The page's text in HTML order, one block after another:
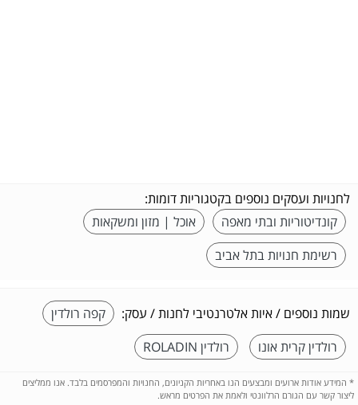
לחנויות ועסקים נוספים בקטגוריות דומות:
קונדיטוריות ובתי מאפה
אוכל | מזון ומשקאות
רשימת חנויות בתל אביב
שמות נוספים / איות אלטרנטיבי לחנות / עסק:
קפה רולדין
רולדין קרית אונו
רולדין ROLADIN
* המידע אודות ארועים ומבצעים הנו באחריות הקניונים, החנויות והמפרסמים בלבד. אנו ממליצים
ליצור קשר עם הגורם הרלוונטי ולאמת את הפרטים מראש.